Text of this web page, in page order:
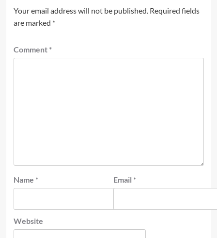
Your email address will not be published. Required fields
are marked *
Comment *
Name * Email *
Website